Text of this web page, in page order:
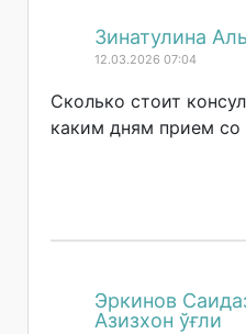
Зинатулина
12.03.2026 07:04
Сколько стоит
каким дням прием со
Эркинов
Азизхон ўғли